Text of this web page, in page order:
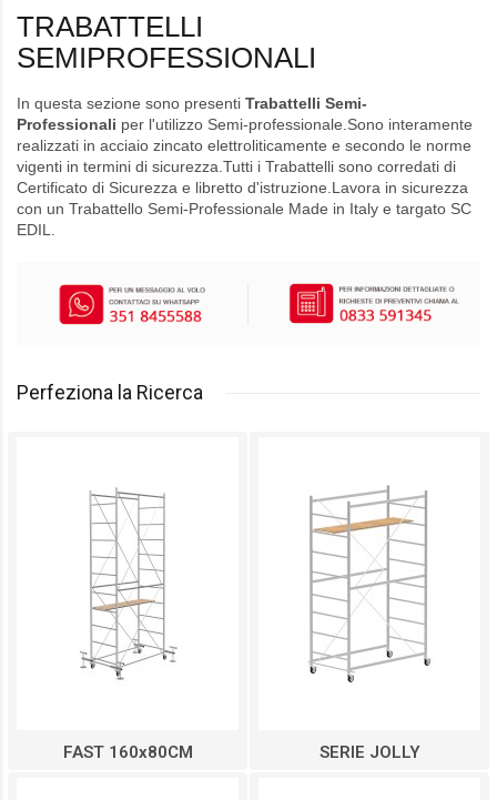
TRABATTELLI
SEMIPROFESSIONALI
In questa sezione sono presenti Trabattelli Semi-
Professionali per l'utilizzo Semi-professionale .Sono interamente
realizzati in acciaio zincato elettroliticamente e secondo le norme
vigenti in termini di sicurezza.Tutti i Trabattelli sono corredati di
Certificato di Sicurezza e libretto d'istruzione.Lavora in sicurezza
con un Trabattello Semi-Professionale Made in Italy e targato SC
EDIL
Perfeziona la Ricerca
FAST 160x80CM SERIE JOLLY